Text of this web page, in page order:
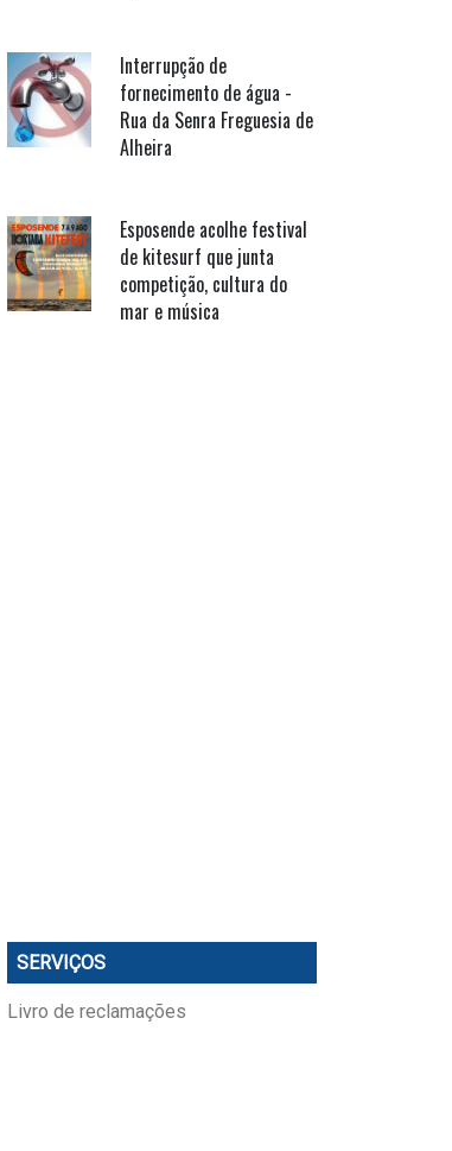
Interrupção de
fornecimento de água -
Rua da Senra Freguesia de
Alheira
Esposende acolhe festival
de kitesurf que junta
competição, cultura do
mar e música
SERVIÇOS
Livro de reclamações